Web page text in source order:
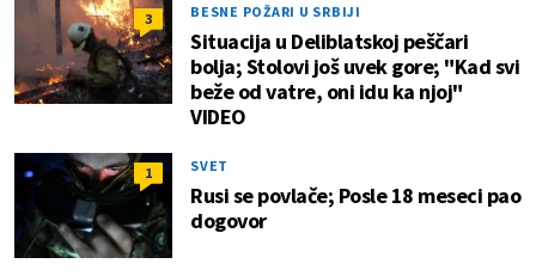
3 BESNE POŽARI U SRBIJI
Situacija u Deliblatskoj peščari
bolja; Stolovi još uvek gore; "Kad svi
beže od vatre, oni idu ka njoj"
VIDEO
1 SVET
Rusi se povlače; Posle 18 meseci pao
dogovor